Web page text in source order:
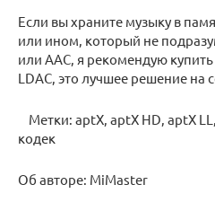
Если вы храните музыку в
или ином, который не
или AAC, я рекомендую
LDAC, это лучшее решение на
Метки: aptX, aptX HD, aptX
кодек
Об авторе: MiMaster